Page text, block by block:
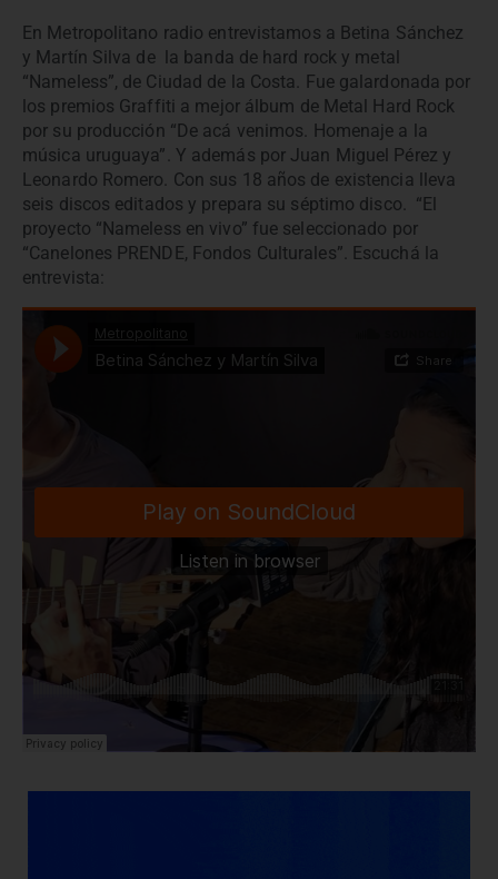
En Metropolitano radio entrevistamos a Betina Sánchez
y Martín Silva de la banda de hard rock y metal
“Nameless”, de Ciudad de la Costa. Fue galardonada por
los premios Graffiti a mejor álbum de Metal Hard Rock
por su producción “De acá venimos. Homenaje a la
música uruguaya”. Y además por Juan Miguel Pérez y
Leonardo Romero. Con sus 18 años de existencia lleva
seis discos editados y prepara su séptimo disco. “El
proyecto “Nameless en vivo” fue seleccionado por
“Canelones PRENDE, Fondos Culturales”. Escuchá la
entrevista: